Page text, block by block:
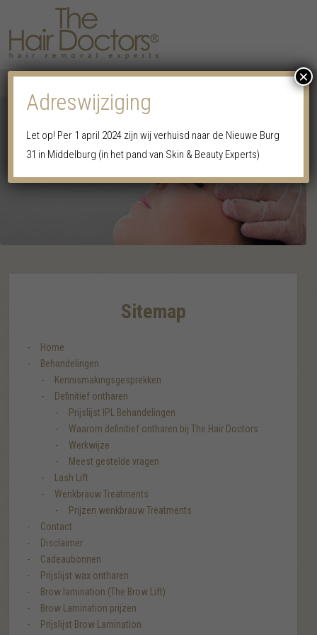
Sitemap
Home
Behandelingen
Kennismakingsgesprekken
Definitief ontharen
Prijslijst IPL Behandelingen
Waarom definitief ontharen bij The Hair Doctors
Werkwijze
Meest gestelde vragen
Lash Lift
Wenkbrauw Treatments
Prijzen wenkbrauw Treatments
Contact
Disclaimer
Cadeaubonnen
Prijslijst wax ontharen
Brow lamination (The Brow Lift)
Brow Lamination prijzen
Prijslijst Brow Lamination
Adreswijziging
Let op! Per 1 april 2024 zijn wij verhuisd naar de Nieuwe Burg
31 in Middelburg (in het pand van Skin & Beauty Experts)
×